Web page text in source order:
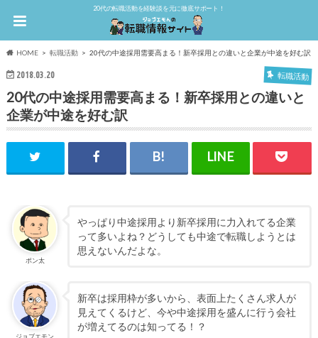
20代の転職活動を経験談を元に徹底サポート！
HOME 転職活動 20代の中途採用需要高まる！新卒採用との違いと企業が中途を好む訳
2018.03.20 転職活動
20代の中途採用需要高まる！新卒採用との違いと
企業が中途を好む訳
ポン太
やっぱり中途採用より新卒採用に力入れてる企業
って多いよね？どうしても中途で転職しようとは
思えないんだよな。
ジョブエモン
新卒は採用枠が多いから、表面上たくさん求人が
見えてくるけど、今や中途採用を盛んに行う会社
が増えてるのは知ってる！？